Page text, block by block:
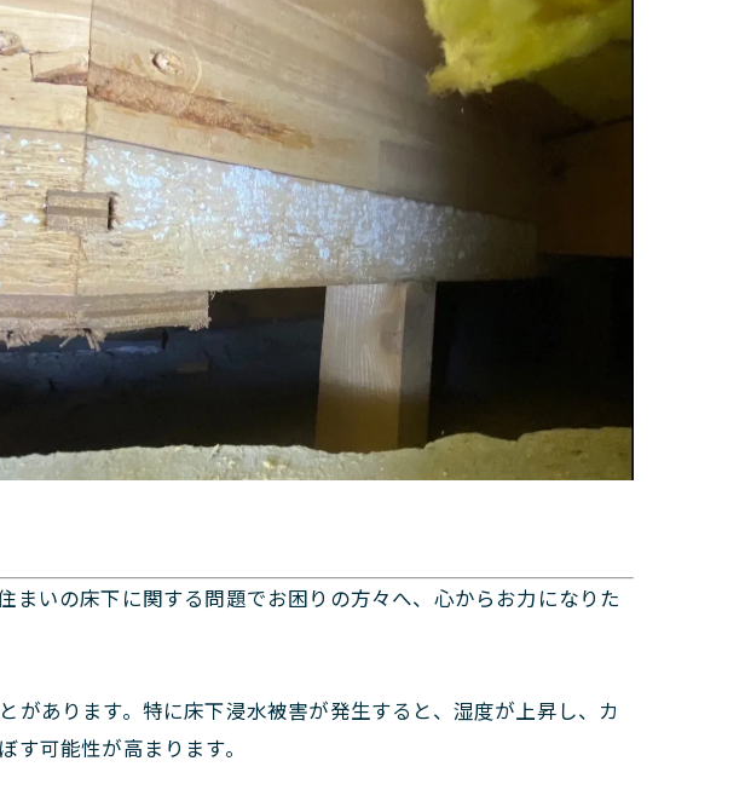
いの床下に関する問題でお困りの方々へ、心からお力になりた
あります。特に床下浸水被害が発生すると、湿度が上昇し、カ
可能性が高まります。